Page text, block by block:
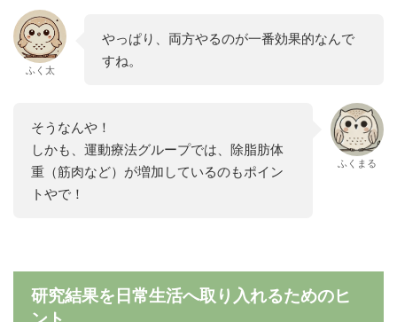
ふく太
やっぱり、両方やるのが一番効果的なんで
すね。
そうなんや！
しかも、運動療法グループでは、除脂肪体
重（筋肉など）が増加しているのもポイン
トやで！
ふくまる
研究結果を日常生活へ取り入れるためのヒ